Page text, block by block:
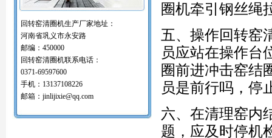
氧化铝熟料回转窑清圈机
莫来石回转窑清圈机
特种水泥回转窑打圈机
褐铁矿回转窑清窑机
赤铁矿回转窑清圈机
氧化镁回转窑清圈机
氧化锌回转窑清圈机
红土镍矿回转窑打圈机
铝矾土回转窑清圈机
回转窑清圈机生产厂家地址：
河南省巩义市永安路
邮编：450000
回转窑清圈机联系电话：
0371-69597600
手机：13137108226
邮箱：jinlijixie@qq.com
圈机牵引钢丝绳
五、操作回转窑
员应站在操作台
圈前进冲击窑结
员是前行吗，停
六、在清理窑内
题，应及时停机